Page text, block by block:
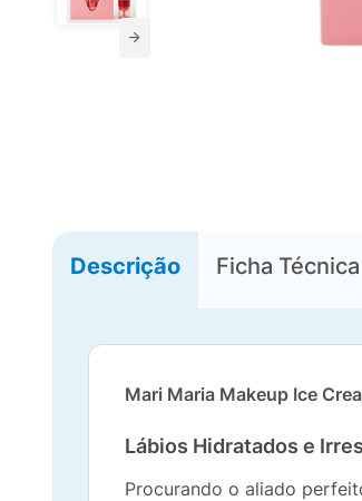
Descrição Ficha Técnica
Mari Maria Makeup Ice
Lábios Hidratados e
Procurando o aliado